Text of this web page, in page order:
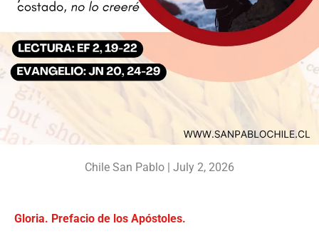
Chile San Pablo | July 2, 2026
Gloria. Prefacio de los Apóstoles.